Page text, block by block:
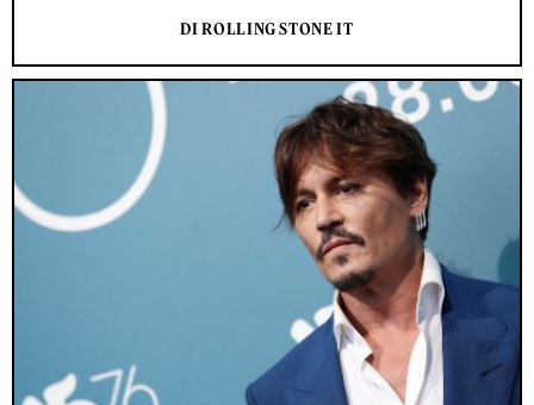
DI ROLLING STONE IT